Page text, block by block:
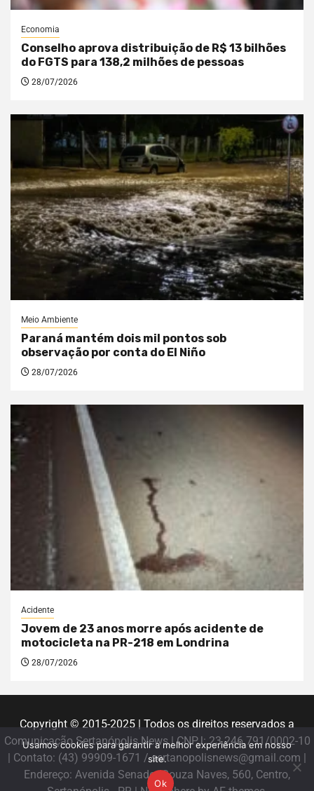
Economia
Conselho aprova distribuição de R$ 13 bilhões
do FGTS para 138,2 milhões de pessoas
28/07/2026
Meio Ambiente
Paraná mantém dois mil pontos sob
observação por conta do El Niño
28/07/2026
Acidente
Jovem de 23 anos morre após acidente de
motocicleta na PR-218 em Londrina
28/07/2026
Copyright © 2015-2025 | Todos os direitos reservados a
Comunicação Sertanópolis News | CNPJ: 23.246.791/0002-10
| Contato: (43) 99909-1671 / sertanopolisnews@gmail.com |
Endereço: Avenida Senador Souza Naves, 560, Centro,
Usamos cookies para garantir a melhor experiência em nosso
site.
Ok